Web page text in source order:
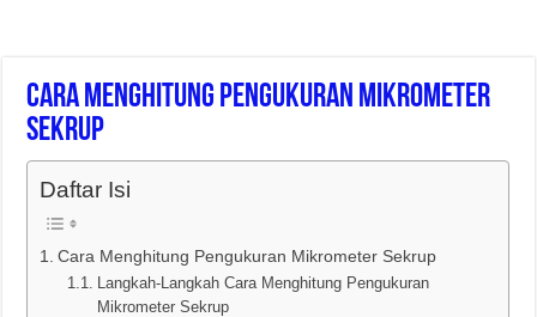
Cara Menghitung Pengukuran Mikrometer
Sekrup
Daftar Isi
Cara Menghitung Pengukuran Mikrometer Sekrup
Langkah-Langkah Cara Menghitung Pengukuran
Mikrometer Sekrup